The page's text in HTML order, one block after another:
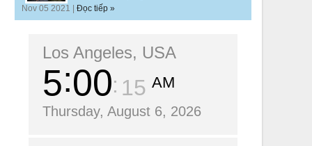
Nov 05 2021 | Đọc tiếp »
Los Angeles, USA
5 00 17 AM
Thursday, August 6, 2026